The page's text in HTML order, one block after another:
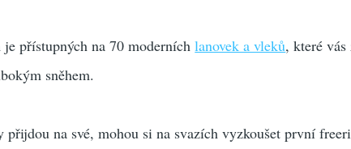
přístupných na 70 moderníchlanovek a vleků, které vás
sněhem.
na své, mohou si na svazích vyzkoušet první